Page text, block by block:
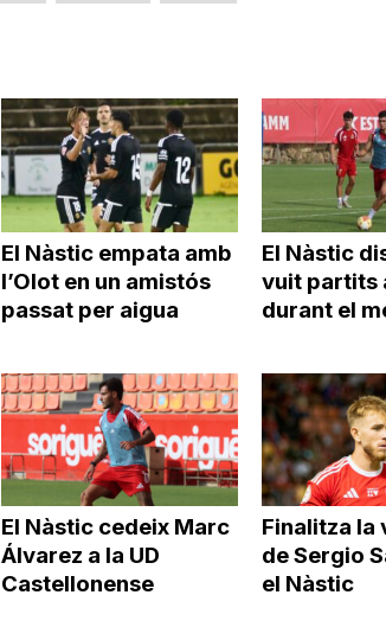
El Nàstic empata amb
l’Olot en un amistós
passat per aigua
El Nàstic
vuit partits
durant el
El Nàstic cedeix Marc
Álvarez a la UD
Castellonense
Finalitza la
de Sergio
el Nàstic